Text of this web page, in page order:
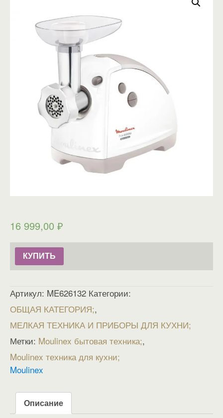
16 999,00 ₽
КУПИТЬ
Артикул: ME626132 Категории:
ОБЩАЯ КАТЕГОРИЯ ,
МЕЛКАЯ ТЕХНИКА И ПРИБОРЫ ДЛЯ КУХНИ
Метки: Moulinex бытовая техника ,
Moulinex техника для кухни
Moulinex
Описание